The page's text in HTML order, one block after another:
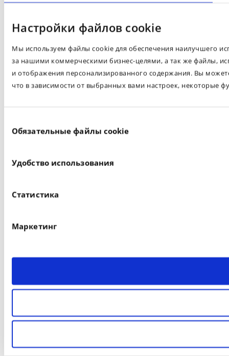
Настройки файлов cookie
Мы используем файлы cookie для обеспечения наилучшего
за нашими коммерческими бизнес-целями, а так же файлы,
и отображения персонализированного содержания. Вы
что в зависимости от выбранных вами настроек, некоторые
согласия
Обязательные файлы cookie
Удобство использования
Статистика
Маркетинг